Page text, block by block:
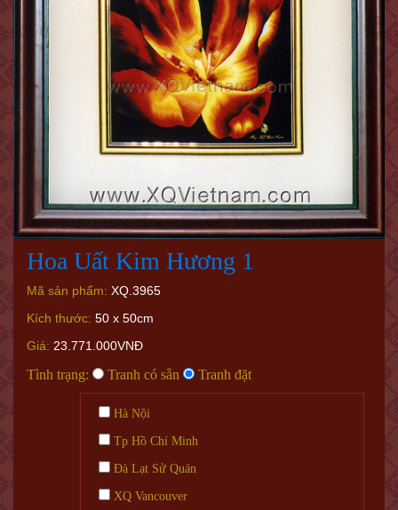
Hoa Uất Kim Hương 1
Mã sản phẩm: XQ.3965
Kích thước: 50 x 50cm
Giá: 23.771.000VNĐ
Tình trạng: Tranh có sẵn Tranh đặt
Hà Nội
Tp Hồ Chí Minh
Đà Lạt Sử Quán
XQ Vancouver